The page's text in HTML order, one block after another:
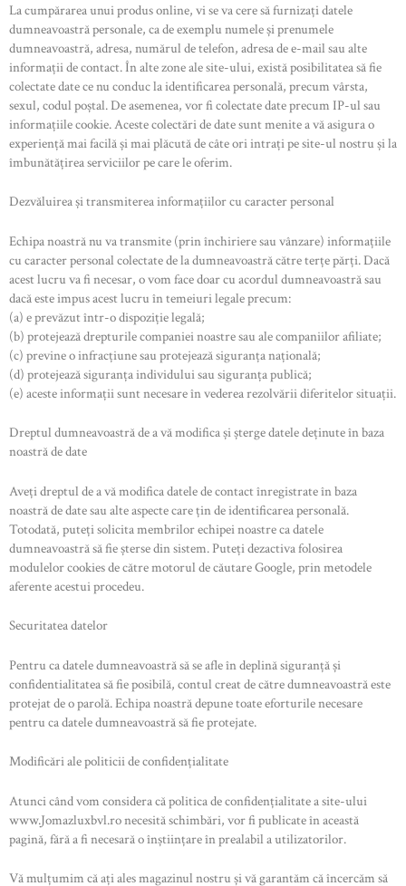
La cumpărarea unui produs online, vi se va cere să furnizați datele
dumneavoastră personale, ca de exemplu numele și prenumele
dumneavoastră, adresa, numărul de telefon, adresa de e-mail sau alte
informații de contact. În alte zone ale site-ului, există posibilitatea să fie
colectate date ce nu conduc la identificarea personală, precum vârsta,
sexul, codul poștal. De asemenea, vor fi colectate date precum IP-ul sau
informațiile cookie. Aceste colectări de date sunt menite a vă asigura o
experiență mai facilă și mai plăcută de câte ori intrați pe site-ul nostru și la
îmbunătățirea serviciilor pe care le oferim.
Dezvăluirea și transmiterea informațiilor cu caracter personal
Echipa noastră nu va transmite (prin închiriere sau vânzare) informațiile
cu caracter personal colectate de la dumneavoastră către terțe părți. Dacă
acest lucru va fi necesar, o vom face doar cu acordul dumneavoastră sau
dacă este impus acest lucru în temeiuri legale precum:
(a) e prevăzut într-o dispoziție legală;
(b) protejează drepturile companiei noastre sau ale companiilor afiliate;
(c) previne o infracțiune sau protejează siguranța națională;
(d) protejează siguranța individului sau siguranța publică;
(e) aceste informații sunt necesare în vederea rezolvării diferitelor situații.
Dreptul dumneavoastră de a vă modifica și șterge datele deținute în baza
noastră de date
Aveți dreptul de a vă modifica datele de contact înregistrate în baza
noastră de date sau alte aspecte care țin de identificarea personală.
Totodată, puteți solicita membrilor echipei noastre ca datele
dumneavoastră să fie șterse din sistem. Puteți dezactiva folosirea
modulelor cookies de către motorul de căutare Google, prin metodele
aferente acestui procedeu.
Securitatea datelor
Pentru ca datele dumneavoastră să se afle în deplină siguranță și
confidentialitatea să fie posibilă, contul creat de către dumneavoastră este
protejat de o parolă. Echipa noastră depune toate eforturile necesare
pentru ca datele dumneavoastră să fie protejate.
Modificări ale politicii de confidențialitate
Atunci când vom considera că politica de confidențialitate a site-ului
www.Jomazluxbvl.ro necesită schimbări, vor fi publicate în această
pagină, fără a fi necesară o înștiințare în prealabil a utilizatorilor.
Vă mulțumim că ați ales magazinul nostru și vă garantăm că încercăm să